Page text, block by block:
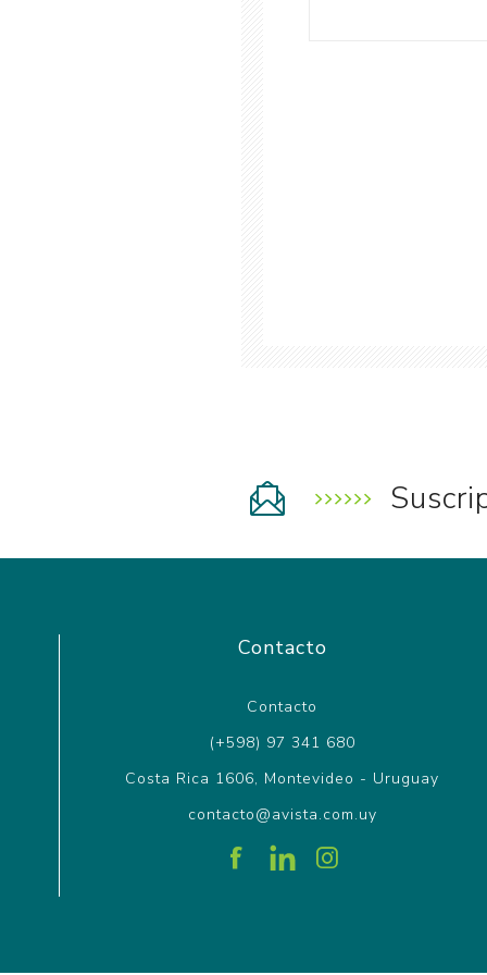
Contacto
Contacto
(+598) 97 341 680
Costa Rica 1606, Montevideo - Uruguay
contacto@avista.com.uy